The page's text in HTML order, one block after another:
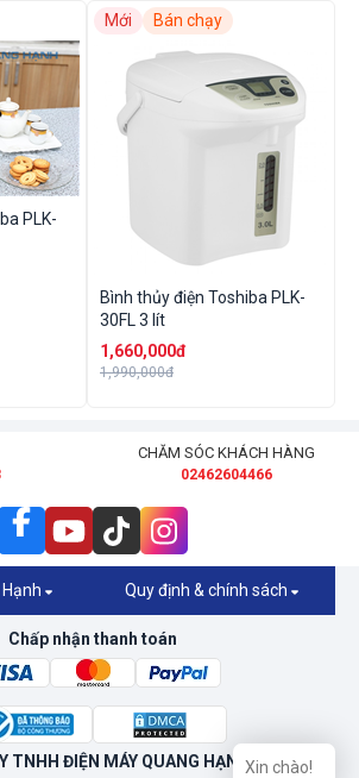
PLK-
Mới Bán chạy
Bình thủy điện Toshiba PLK-
30FL 3 lít
1,660,000đ
1,990,000đ
CHĂM SÓC KHÁCH HÀNG
02462604466
Quy định & chính sách
Chấp nhận thanh toán
TNHH ĐIỆN MÁY QUANG HẠNHXin chào!